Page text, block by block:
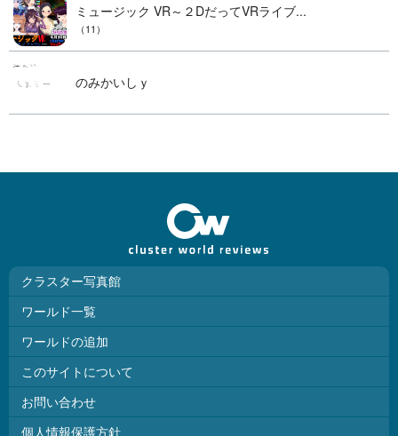
ミュージック VR～２DだってVRライブ...
（11）
のみかいしｙ
クラスター写真館
ワールド一覧
ワールドの追加
このサイトについて
お問い合わせ
個人情報保護方針